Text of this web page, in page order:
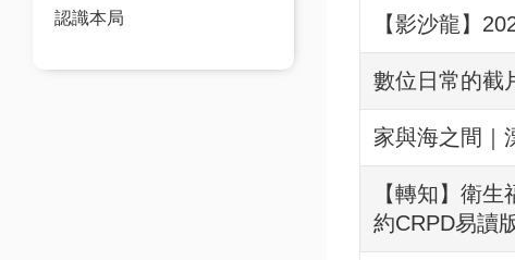
認識本局 【影沙龍】
數位日常的截
家與海之間｜
【轉知】衛
約CRPD易讀版